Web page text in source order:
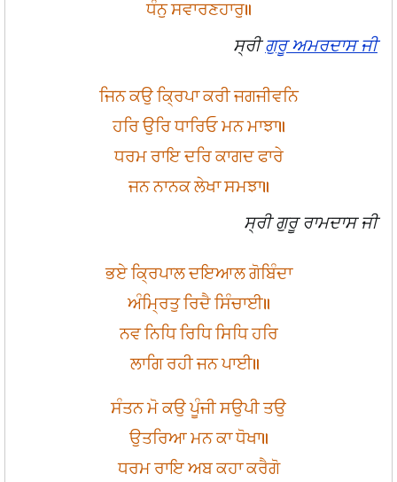
ਧੰਨੁ ਸਵਾਰਣਹਾਰੁ॥
ਸ੍ਰੀਗੁਰੂ ਅਮਰਦਾਸ ਜੀ
ਜਿਨ ਕਉ ਕ੍ਰਿਪਾ ਕਰੀ ਜਗਜੀਵਨਿ
ਹਰਿ ਉਰਿ ਧਾਰਿਓ ਮਨ ਮਾਝਾ॥
ਧਰਮ ਰਾਇ ਦਰਿ ਕਾਗਦ ਫਾਰੇ
ਜਨ ਨਾਨਕ ਲੇਖਾ ਸਮਝਾ॥
ਸ੍ਰੀ ਗੁਰੂ ਰਾਮਦਾਸ ਜੀ
ਭਏ ਕ੍ਰਿਪਾਲ ਦਇਆਲ ਗੋਬਿੰਦਾ
ਅੰਮ੍ਰਿਤੁ ਰਿਦੈ ਸਿੰਚਾਈ॥
ਨਵ ਨਿਧਿ ਰਿਧਿ ਸਿਧਿ ਹਰਿ
ਲਾਗਿ ਰਹੀ ਜਨ ਪਾਈ॥
ਸੰਤਨ ਮੋ ਕਉ ਪੂੰਜੀ ਸਉਪੀ ਤਉ
ਉਤਰਿਆ ਮਨ ਕਾ ਧੋਖਾ॥
ਧਰਮ ਰਾਇ ਅਬ ਕਹਾ ਕਰੈਗੋ